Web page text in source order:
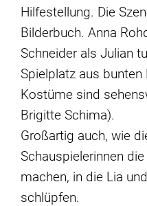
Hilfestellung. Die
Bilderbuch. Anna
Schneider als Julian
Spielplatz aus bunten
Kostüme sind
Brigitte Schima).
Großartig auch, wie
Schauspielerinnen
machen, in die Lia
schlüpfen.